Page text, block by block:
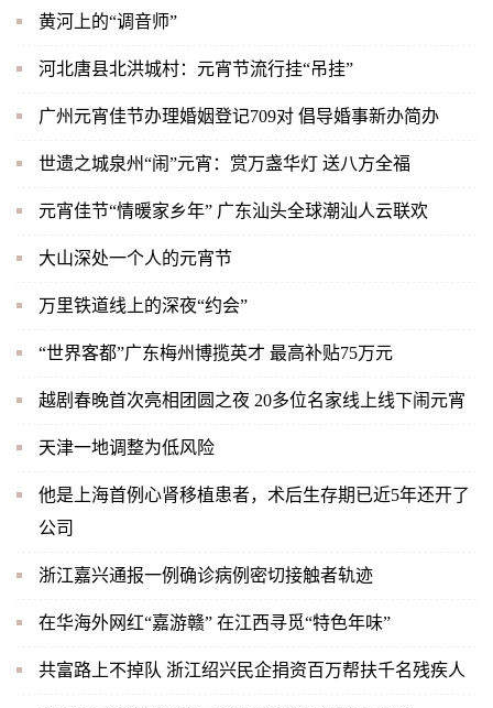
黄河上的“调音师”
河北唐县北洪城村：元宵节流行挂“吊挂”
广州元宵佳节办理婚姻登记709对 倡导婚事新办简办
世遗之城泉州“闹”元宵：赏万盏华灯 送八方全福
元宵佳节“情暖家乡年” 广东汕头全球潮汕人云联欢
大山深处一个人的元宵节
万里铁道线上的深夜“约会”
“世界客都”广东梅州博揽英才 最高补贴75万元
越剧春晚首次亮相团圆之夜 20多位名家线上线下闹元宵
天津一地调整为低风险
他是上海首例心肾移植患者，术后生存期已近5年还开了
公司
浙江嘉兴通报一例确诊病例密切接触者轨迹
在华海外网红“嘉游赣” 在江西寻觅“特色年味”
共富路上不掉队 浙江绍兴民企捐资百万帮扶千名残疾人